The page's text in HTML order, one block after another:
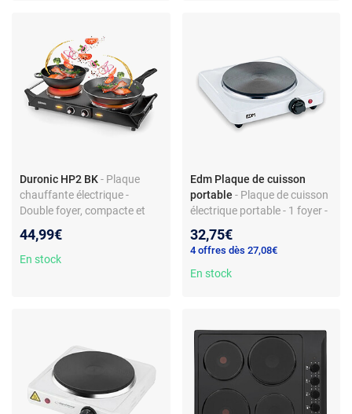
Duronic HP2 BK- Plaque
chauffante électrique -
Double foyer, compacte et
44,99€
En stock
Edm Plaque de cuisson
portable - Plaque de cuisson
électrique portable - 1 foyer -
- commandes frontales -
surface inox - voyant
d’alimentation
32,75€
4 offres dès 27,08€
En stock